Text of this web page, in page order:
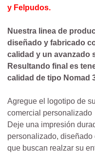
y Felpudos.
Nuestra linea de
diseñado y fabricado
calidad y un avanzado
Resultando final es
calidad de tipo Nomad
Agregue el logotipo de
comercial personalizado
Deje una impresión
personalizado,
que buscan realzar su